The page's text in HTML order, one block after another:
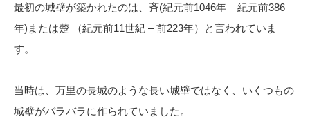
最初の城壁が築かれたのは、斉(紀元前1046年 – 紀元前386
年)または楚 （紀元前11世紀 – 前223年）と言われていま
す。
当時は、万里の長城のような長い城壁ではなく、いくつもの
城壁がバラバラに作られていました。